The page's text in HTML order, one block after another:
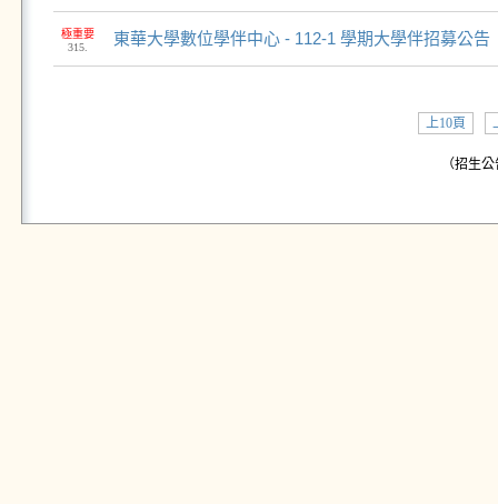
極重要
315.
東華大學數位學伴中心 - 112-1 學期大學伴招募公告
上10頁
（招生